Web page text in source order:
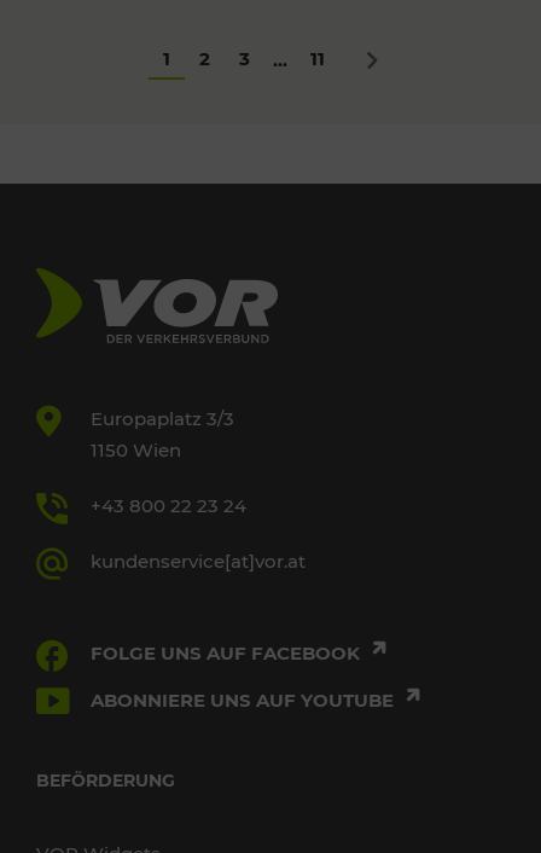
1 2 3 ... 11 Nächstes
Europaplatz 3/3
1150 Wien
+43 800 22 23 24
kundenservice[at]vor.at
FOLGE UNS AUF FACEBOOK
ABONNIERE UNS AUF YOUTUBE
BEFÖRDERUNG